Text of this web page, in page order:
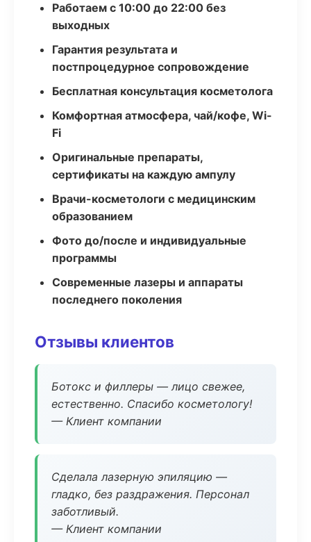
Работаем с 10:00 до 22:00 без
выходных
Гарантия результата и
постпроцедурное сопровождение
Бесплатная консультация косметолога
Комфортная атмосфера, чай/кофе, Wi-
Fi
Оригинальные препараты,
сертификаты на каждую ампулу
Врачи-косметологи с медицинским
образованием
Фото до/после и индивидуальные
программы
Современные лазеры и аппараты
последнего поколения
Отзывы клиентов
Ботокс и филлеры — лицо свежее,
естественно. Спасибо косметологу!
— Клиент компании
Сделала лазерную эпиляцию —
гладко, без раздражения. Персонал
заботливый.
— Клиент компании